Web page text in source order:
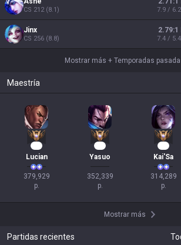
CS 212(8.1) 7.9 /
Jinx
CS 256 (8.8)
2.79:1
7.4 /
Mostrar más + Temporadas
Maestría
Lucian
379,929
p.
Yasuo
352,339
p.
Kai'Sa
314,289
p.
Mostrar más
Partidas recientes